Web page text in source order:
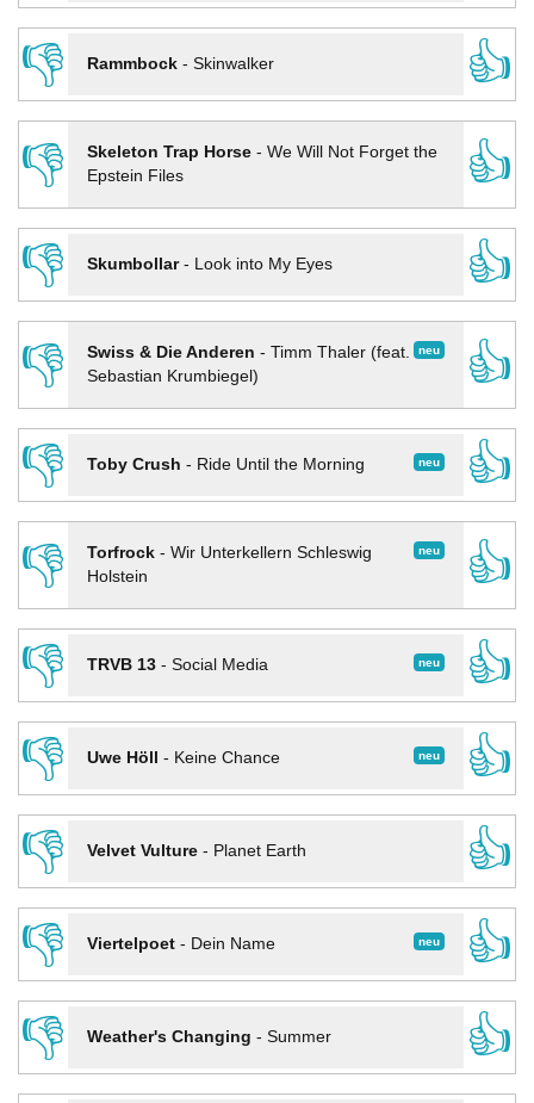
👎
Rammbock- Skinwalker
👍
👎
Skeleton Trap Horse- We Will Not Forget the
Epstein Files
👍
👎
Skumbollar- Look into My Eyes
👍
👎
neu
Swiss & Die Anderen - Timm Thaler (feat.
Sebastian Krumbiegel)
👍
👎
neu
Toby Crush - Ride Until the Morning
👍
👎
neu
Torfrock- Wir Unterkellern Schleswig
Holstein
👍
👎
neu
TRVB 13- Social Media
👍
👎
neu
Uwe Höll - Keine Chance
👍
👎
Velvet Vulture- Planet Earth
👍
👎
neu
Viertelpoet- Dein Name
👍
👎
Weather's Changing - Summer
👍